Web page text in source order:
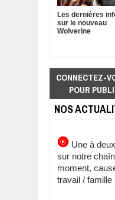
Les dernières
sur le nouveau
Wolverine
CONNECTEZ-
POUR
NOS
Une à
sur notre
moment,
travail / famille